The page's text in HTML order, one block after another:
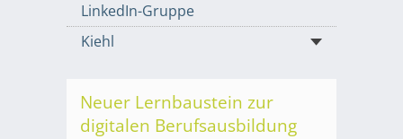
LinkedIn-Gruppe
Kiehl
Neuer Lernbaustein zur
digitalen Berufsausbildung